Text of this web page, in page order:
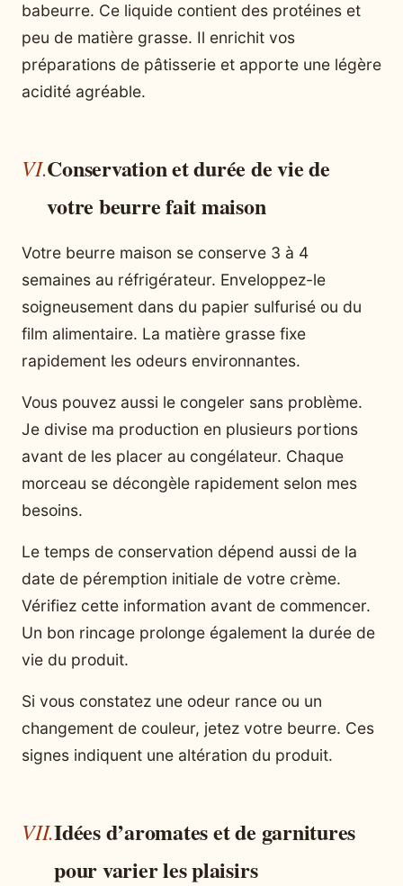
babeurre. Ce liquide contient des protéines et
peu de matière grasse. Il enrichit vos
préparations de pâtisserie et apporte une légère
acidité agréable.
Conservation et durée de vie de
votre beurre fait maison
Votre beurre maison se conserve 3 à 4
semaines au réfrigérateur. Enveloppez-le
soigneusement dans du papier sulfurisé ou du
film alimentaire. La matière grasse fixe
rapidement les odeurs environnantes.
Vous pouvez aussi le congeler sans problème.
Je divise ma production en plusieurs portions
avant de les placer au congélateur. Chaque
morceau se décongèle rapidement selon mes
besoins.
Le temps de conservation dépend aussi de la
date de péremption initiale de votre crème.
Vérifiez cette information avant de commencer.
Un bon rincage prolonge également la durée de
vie du produit.
Si vous constatez une odeur rance ou un
changement de couleur, jetez votre beurre. Ces
signes indiquent une altération du produit.
Idées d’aromates et de garnitures
pour varier les plaisirs